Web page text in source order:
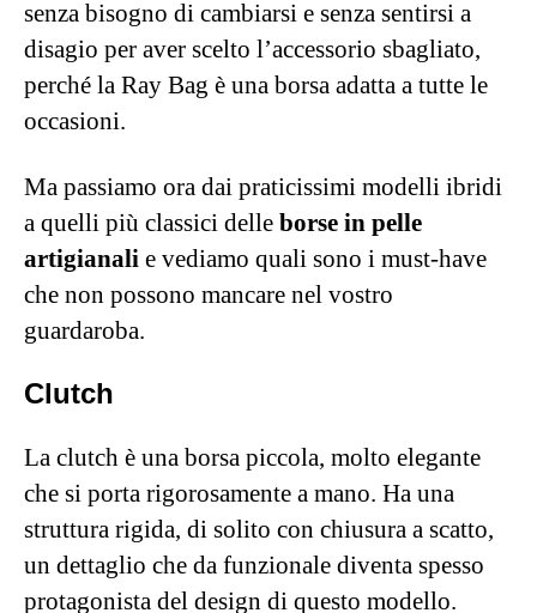
senza bisogno di cambiarsi e senza sentirsi a
disagio per aver scelto l’accessorio sbagliato,
perché la Ray Bag è una borsa adatta a tutte le
occasioni.
Ma passiamo ora dai praticissimi modelli ibridi
a quelli più classici delle borse in pelle
artigianali e vediamo quali sono i must-have
che non possono mancare nel vostro
guardaroba.
Clutch
La clutch è una borsa piccola, molto elegante
che si porta rigorosamente a mano. Ha una
struttura rigida, di solito con chiusura a scatto,
un dettaglio che da funzionale diventa spesso
protagonista del design di questo modello.